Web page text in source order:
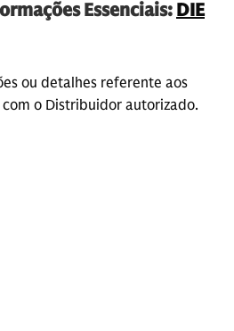
Essenciais: DIE
ou detalhes referente aos
o Distribuidor autorizado.